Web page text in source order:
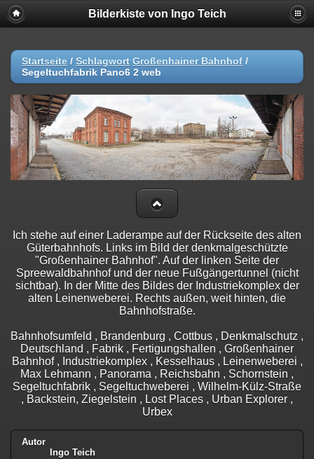
Bilderkiste von Ingo Teich
Startseite / Schlagwort Großenhainer Bahnhof /
Segeltuchfabrik Pano6 2 web
Ich stehe auf einer Laderampe auf der Rückseite des alten
Güterbahnhofs. Links im Bild der denkmalgeschützte
"Großenhainer Bahnhof". Auf der linken Seite der
Spreewaldbahnhof und der neue Fußgängertunnel (nicht
sichtbar). In der Mitte des Bildes der Industriekomplex der
alten Leinenweberei. Rechts außen, weit hinten, die
Bahnhofstraße.
Bahnhofsumfeld , Brandenburg , Cottbus , Denkmalschutz ,
Deutschland , Fabrik , Fertigungshallen , Großenhainer
Bahnhof , Industriekomplex , Kesselhaus , Leinenweberei ,
Max Lehmann , Panorama , Reichsbahn , Schornstein ,
Segeltuchfabrik , Segeltuchweberei , Wilhelm-Külz-Straße
, Backstein, Ziegelstein , Lost Places , Urban Explorer ,
Urbex
Autor
Ingo Teich